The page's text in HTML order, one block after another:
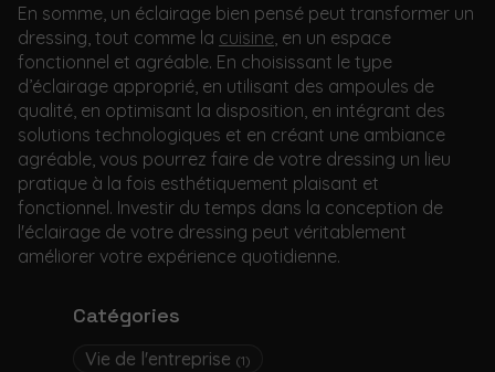
Catégories
Vie de l'entreprise (1)
En somme, un éclairage bien pensé peut transformer un
dressing, tout comme la cuisine , en un espace
fonctionnel et agréable. En choisissant le type
d’éclairage approprié, en utilisant des ampoules de
qualité, en optimisant la disposition, en intégrant des
solutions technologiques et en créant une ambiance
agréable, vous pourrez faire de votre dressing un lieu
pratique à la fois esthétiquement plaisant et
fonctionnel. Investir du temps dans la conception de
l'éclairage de votre dressing peut véritablement
améliorer votre expérience quotidienne.